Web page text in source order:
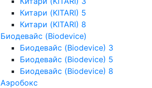
Китари (KITARI) 5
Китари (KITARI) 8
Биодевайс (Biodevice)
Биодевайс (Biodevice) 3
Биодевайс (Biodevice) 5
Биодевайс (Biodevice) 8
Аэробокс